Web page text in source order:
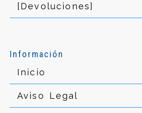
[Devoluciones]
Información
Inicio
Aviso Legal